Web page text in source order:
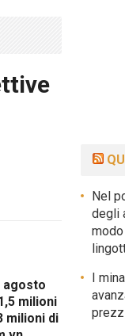
agosto
milioni
milioni di
Nel
degli
I